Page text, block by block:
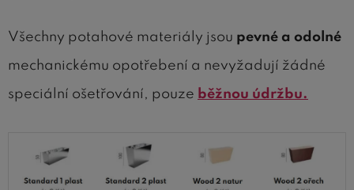
Všechny potahové materiály jsou pevné a odolné
mechanickému opotřebení a nevyžadují žádné
speciální ošetřování, pouze běžnou údržbu.